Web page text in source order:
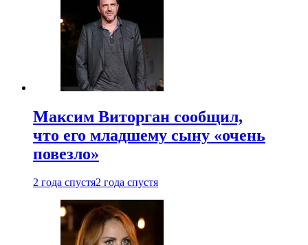
Максим Виторган сообщил,
что его младшему сыну «очень
повезло»
2 года спустя2 года спустя